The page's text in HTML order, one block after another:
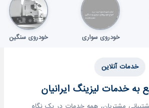
خودروی سواری خودروی سنگین
خدمات آنلاین
خدمات لیزینگ ایرانیان